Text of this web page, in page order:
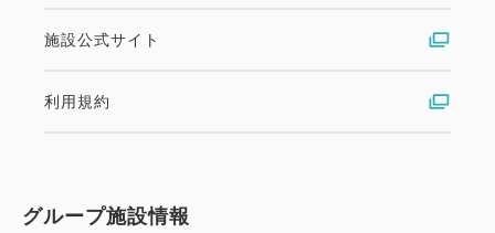
施設公式サイト
利用規約
グループ施設情報